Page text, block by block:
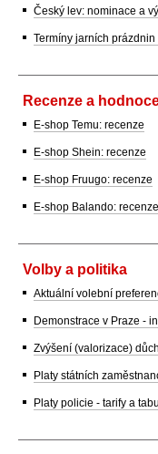
Český lev: nominace a
Termíny jarních
Recenze a
E-shop Temu: recenze
E-shop Shein: recenze
E-shop Fruugo: recenze
E-shop Balando: recenze
Volby a politika
Aktuální volební
Demonstrace v Praze -
Zvýšení (valorizace)
Platy státních
Platy policie - tarify a